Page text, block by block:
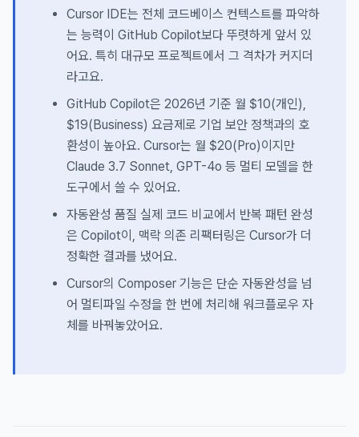
Cursor IDE는 전체 코드베이스 컨텍스트를 파악하
는 능력이 GitHub Copilot보다 뚜렷하게 앞서 있
어요. 특히 대규모 프로젝트에서 그 격차가 커지더
라고요.
GitHub Copilot은 2026년 기준 월 $10(개인),
$19(Business) 요금제로 기업 보안 정책과의 호
환성이 높아요. Cursor는 월 $20(Pro)이지만
Claude 3.7 Sonnet, GPT-4o 등 멀티 모델을 한
도구에서 쓸 수 있어요.
자동완성 품질 실제 코드 비교에서 반복 패턴 완성
은 Copilot이, 맥락 의존 리팩터링은 Cursor가 더
정확한 결과를 냈어요.
Cursor의 Composer 기능은 단순 자동완성을 넘
어 멀티파일 수정을 한 번에 처리해 워크플로우 자
체를 바꿔놓았어요.